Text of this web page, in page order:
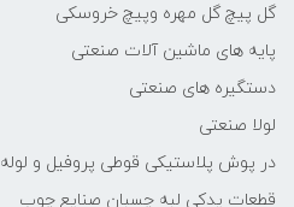
گل پیچ گل مهره وپیچ خروسکی
پایه های ماشین آلات صنعتی
دستگیره های صنعتی
لولا صنعتی
در پوش پلاستیکی قوطی پروفیل و لوله
قطعات یدکی لبه چسبان صنایع چوب